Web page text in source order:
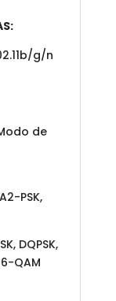
g/n
de
PSK,
DQPSK,
QAM